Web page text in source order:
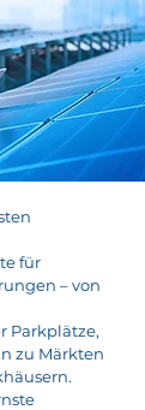
für
– von
Parkplätze,
zu Märkten